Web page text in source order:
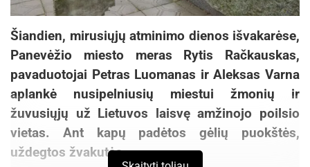
Šiandien, mirusiųjų atminimo dienos išvakarėse,
Panevėžio miesto meras Rytis Račkauskas,
pavaduotojai Petras Luomanas ir Aleksas Varna
aplankė nusipelniusių miestui žmonių ir
žuvusiųjų už Lietuvos laisvę amžinojo poilsio
vietas. Ant kapų padėtos gėlių puokštės,
uždegtos žvakutės.